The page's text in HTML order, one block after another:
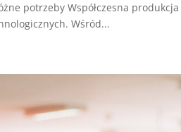
potrzeby Współczesna
Wśród...